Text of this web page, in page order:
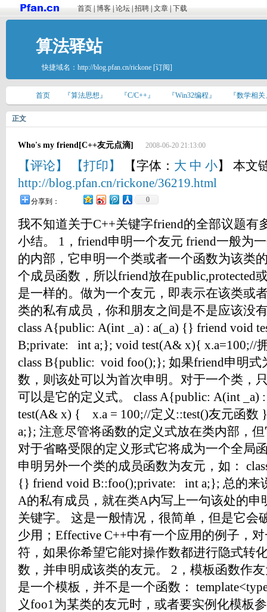
首页 博客 论坛 招聘 文章 下载
算法驿站
快捷域名： http://blog.pfan.cn/rickone [订阅]
首页 『算法思想』 『C/C++』 『Win32编程』 『数学相
正文
Who's my friend[C++友元点滴] 2008-06-20 21:13:00
【评论】 【打印】 【字体： 大 中 小】 本文
http://blog.pfan.cn/rickone/36219.html
分享到： 0
我不知道关于C++关键字friend的全部议题有
小结。 1，friend申明一个友元 friend一般为
的内部，它申明一个类或者一个函数为该类
个成员函数，所以friend放在public,protected
是一样的。做为一个友元，即表示在该类或
类的私有成员，你和朋友之间是不是应该没
class A{public: A(int _a) : a(_a) {} friend void
B;private: int a;}; void test(A& x){ x.a=100;//
class B{public: void foo();}; 如果friend申明
数，则该处可以为首次申明。对于一个类，
可以是它的定义式。 class A{public: A(int _a)
test(A& x) { x.a = 100;//定义::test()友元函数
a;}; 注意尽管将函数的定义式放在类内部，
对于省略受限的定义形式它将成为一个全局
申明另外一个类的成员函数为友元，如：
{} friend void B::foo();private: int a;}; 总的来
A的私有成员，就在类A内写上一句该处的申
关键字。 这是一般情况，很简单，但是它会
少用；Effective C++中有一个应用的例子，
符，如果你希望它能对操作数都进行隐式转
数，并申明成该类的友元。 2，模板函数作
是一个模板，并不是一个函数：
义foo1为某类的友元时，或者要实例化模板